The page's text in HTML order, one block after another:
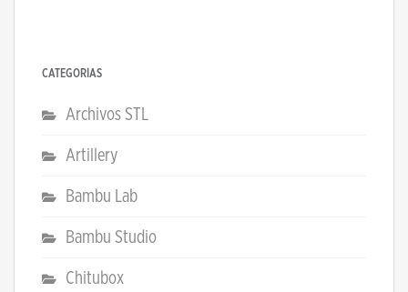
CATEGORÍAS
Archivos STL
Artillery
Bambu Lab
Bambu Studio
Chitubox